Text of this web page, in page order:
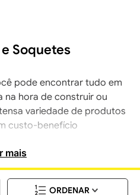
Soquetes
pode encontrar tudo em
na hora de construir ou
variedade de produtos
custo-benefício
mais